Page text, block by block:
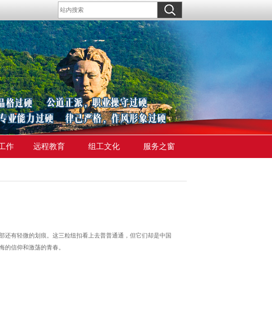
作 远程教育 组工文化 服务之窗
有轻微的划痕。这三粒纽扣看上去普普通通，但它们却是中国
信仰和激荡的青春。